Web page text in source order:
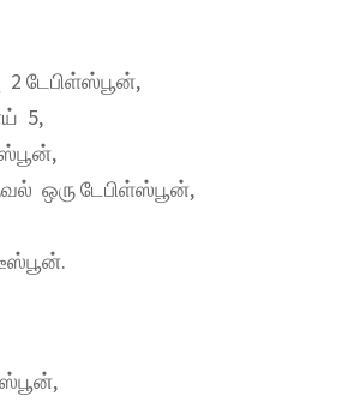
2 டேபிள்ஸ்பூன்,
5,
ஒரு டேபிள்ஸ்பூன்,